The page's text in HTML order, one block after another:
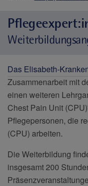
Das Elisabeth-
Zusammenarbeit mit
einen weiteren
Chest Pain Unit
Pflegepersonen, die
(CPU) arbeiten.
Die Weiterbildung
insgesamt 200